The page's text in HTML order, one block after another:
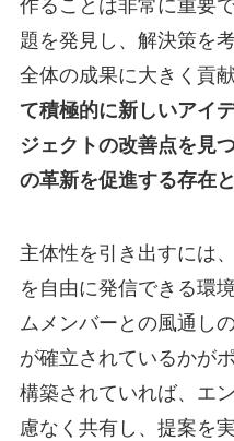
作ることは非常に重要
題を発見し、解決策を
全体の成果に大きく貢献
て積極的に新しいアイ
ジェクトの改善点を見
の革新を促進する存在
主体性を引き出すには
を自由に発信できる環
ムメンバーとの風通し
が確立されているかが
構築されていれば、エ
慮なく共有し、提案を